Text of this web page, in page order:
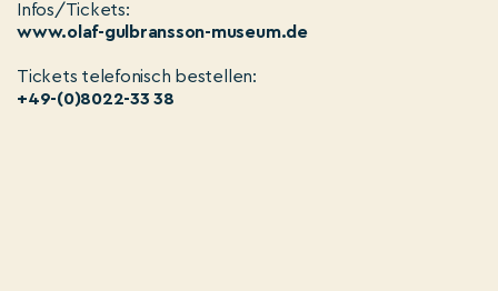
Infos/Tickets:
www.olaf-gulbransson-museum.de
Tickets telefonisch bestellen:
+49-(0)8022-33 38